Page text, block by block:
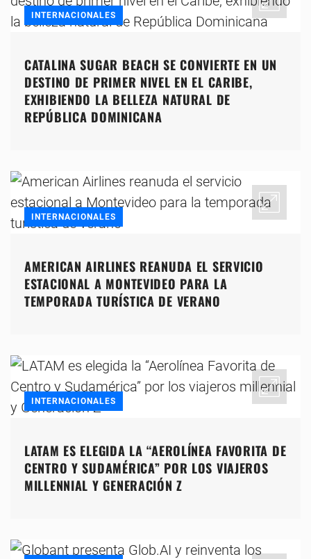
INTERNACIONALES
CATALINA SUGAR BEACH SE CONVIERTE EN UN
DESTINO DE PRIMER NIVEL EN EL CARIBE,
EXHIBIENDO LA BELLEZA NATURAL DE
REPÚBLICA DOMINICANA
INTERNACIONALES
AMERICAN AIRLINES REANUDA EL SERVICIO
ESTACIONAL A MONTEVIDEO PARA LA
TEMPORADA TURÍSTICA DE VERANO
INTERNACIONALES
LATAM ES ELEGIDA LA “AEROLÍNEA FAVORITA DE
CENTRO Y SUDAMÉRICA” POR LOS VIAJEROS
MILLENNIAL Y GENERACIÓN Z